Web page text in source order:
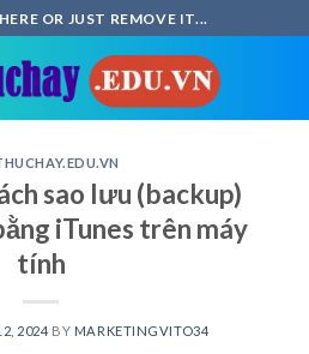
OR JUST REMOVE IT...
sao lưu (backup)
iTunes trên máy
tính
2024 BY MARKETINGVITO34